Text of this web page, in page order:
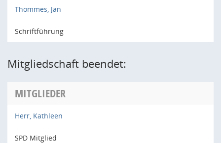
Thommes, Jan
Schriftführung
Mitgliedschaft beendet:
MITGLIEDER
Herr, Kathleen
SPD Mitglied